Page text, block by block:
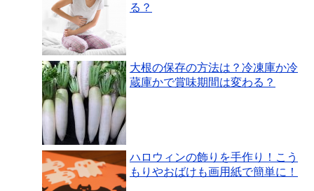
る？
大根の保存の方法は？冷凍庫か冷
蔵庫かで賞味期間は変わる？
ハロウィンの飾りを手作り！こう
もりやおばけも画用紙で簡単に！